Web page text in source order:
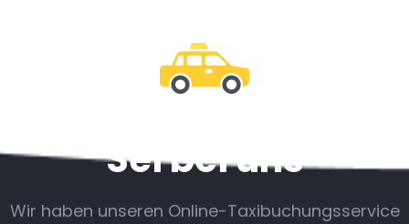
Sei bei uns
Wir haben unseren Online-Taxibuchungsservice